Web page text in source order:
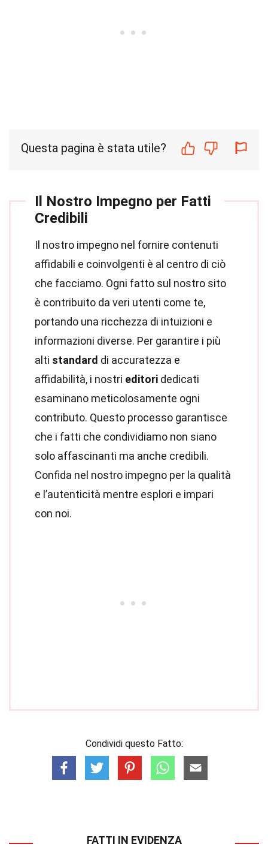
Questa pagina è stata utile?
Il Nostro Impegno per Fatti
Credibili
Il nostro impegno nel fornire contenuti
affidabili e coinvolgenti è al centro di ciò
che facciamo. Ogni fatto sul nostro sito
è contribuito da veri utenti come te,
portando una ricchezza di intuizioni e
informazioni diverse. Per garantire i più
alti standard di accuratezza e
affidabilità, i nostri editori dedicati
esaminano meticolosamente ogni
contributo. Questo processo garantisce
che i fatti che condividiamo non siano
solo affascinanti ma anche credibili.
Confida nel nostro impegno per la qualità
e l’autenticità mentre esplori e impari
con noi.
Condividi questo Fatto:
FATTI IN EVIDENZA